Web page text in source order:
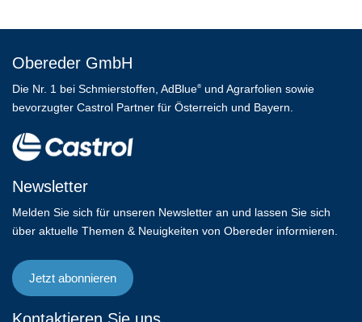
Obereder GmbH
Die Nr. 1 bei Schmierstoffen, AdBlue®
und Agrarfolien sowie
bevorzugter Castrol Partner für Österreich und Bayern.
Newsletter
Melden Sie sich für unseren Newsletter an und lassen Sie sich
über aktuelle Themen & Neuigkeiten von Obereder informieren.
Jetzt abonnieren